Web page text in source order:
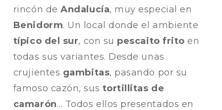
rincón deAndalucía, muy especial en
Benidorm. Un local donde el ambiente
típico del sur, con su pescaito frito en
todas sus variantes. Desde unas
crujientes gambitas, pasando por su
famoso cazón, sus tortillitas de
camarón… Todos ellos presentados en